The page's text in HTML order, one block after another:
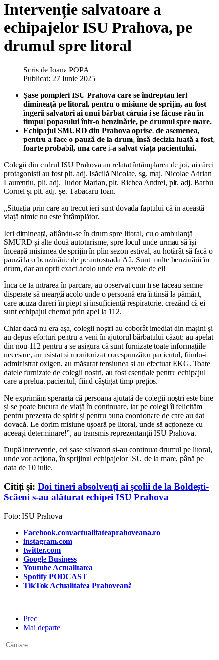
Intervenție salvatoare a
echipajelor ISU Prahova, pe
drumul spre litoral
Scris de Ioana POPA
Publicat: 27 Iunie 2025
Șase pompieri ISU Prahova care se îndreptau ieri
dimineață pe litoral, pentru o misiune de sprijin, au fost
îngerii salvatori ai unui bărbat căruia i se făcuse rău în
timpul popasului într-o benzinărie, pe drumul spre mare.
Echipajul SMURD din Prahova oprise, de asemenea,
pentru a face o pauză de la drum, însă decizia luată a fost,
foarte probabil, una care i-a salvat viața pacientului.
Colegii din cadrul ISU Prahova au relatat întâmplarea de joi, ai cărei
protagoniști au fost plt. adj. Isăcilă Nicolae, sg. maj. Nicolae Adrian
Laurențiu, plt. adj. Tudor Marian, plt. Richea Andrei, plt. adj. Barbu
Cornel și plt. adj. șef Tăbăcaru Ioan.
„Situația prin care au trecut ieri sunt dovada faptului că în această
viață nimic nu este întâmplător.
Ieri dimineață, aflându-se în drum spre litoral, cu o ambulanță
SMURD și alte două autoturisme, spre locul unde urmau să își
înceapă misiunea de sprijin în plin sezon estival, au hotărât să facă o
pauză la o benzinărie de pe autostrada A2. Sunt multe benzinării în
drum, dar au oprit exact acolo unde era nevoie de ei!
Încă de la intrarea în parcare, au observat cum li se făceau semne
disperate să meargă acolo unde o persoană era întinsă la pământ,
care acuza dureri în piept și insuficiență respiratorie, crezând că ei
sunt echipajul chemat prin apel la 112.
Chiar dacă nu era așa, colegii noștri au coborât imediat din mașini și
au depus eforturi pentru a veni în ajutorul bărbatului căzut: au apelat
din nou 112 pentru a se asigura că sunt furnizate toate informațiile
necesare, au asistat și monitorizat corespunzător pacientul, fiindu-i
administrat oxigen, au măsurat tensiunea și au efectuat EKG. Toate
datele furnizate de colegii noștri, au fost esențiale pentru echipajul
care a preluat pacientul, fiind câștigat timp prețios.
Ne exprimăm speranța că persoana ajutată de colegii noștri este bine
și se poate bucura de viață în continuare, iar pe colegi îi felicităm
pentru prezența de spirit și pentru buna coordonare de care au dat
dovadă. Le dorim misiune ușoară pe litoral, unde să acționeze cu
aceeași determinare!”, au transmis reprezentanții ISU Prahova.
După intervenție, cei șase salvatori și-au continuat drumul pe litoral,
unde vor acționa, în sprijinul echipajelor ISU de la mare, până pe
data de 10 iulie.
Citiți și: Doi tineri absolvenți ai școlii de la Boldești-
Scăeni s-au alăturat echipei ISU Prahova
Foto: ISU Prahova
Facebook.com/actualitateaprahoveana.ro
instagram.com
twitter.com
Google Business
Youtube Actualitatea
Spotify PODCAST
TikTok Actualitatea Prahoveană
Prec
Mai departe